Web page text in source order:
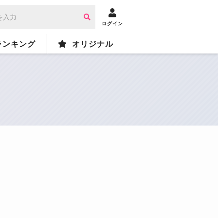
ログイン
ンキング オリジナル